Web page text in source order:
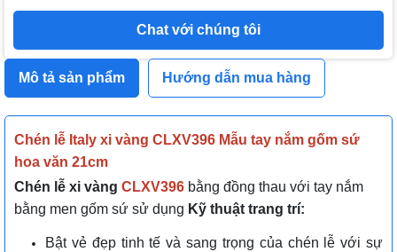
Chat với chúng tôi
Mô tả sản phẩm Hướng dẫn mua hàng
Chén lễ Italy xi vàng CLXV396 Mẫu tay nắm gốm sứ
hoa văn 21cm
Chén lễ xi vàng CLXV396 bằng đồng thau với tay nắm
bằng men gốm sứ sử dụng Kỹ thuật trang trí:
Bật vẻ đẹp tinh tế và sang trọng của chén lễ với sự